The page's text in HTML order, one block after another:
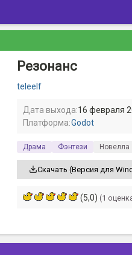
Резонанс
teleelf
Дата выхода:16 февраля
Платформа:Godot
Драма Фэнтези Новелла
Скачать (Версия для
(5,0) (1